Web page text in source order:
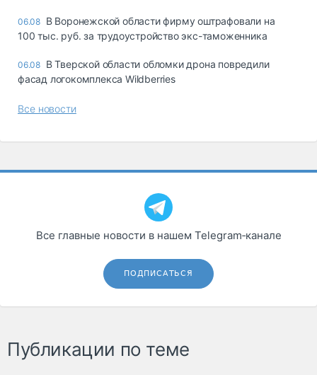
06.08 В Воронежской области фирму оштрафовали на
100 тыс. руб. за трудоустройство экс-таможенника
06.08 В Тверской области обломки дрона повредили
фасад логокомплекса Wildberries
Все новости
Все главные новости в нашем Telegram‑канале
ПОДПИСАТЬСЯ
Публикации по теме